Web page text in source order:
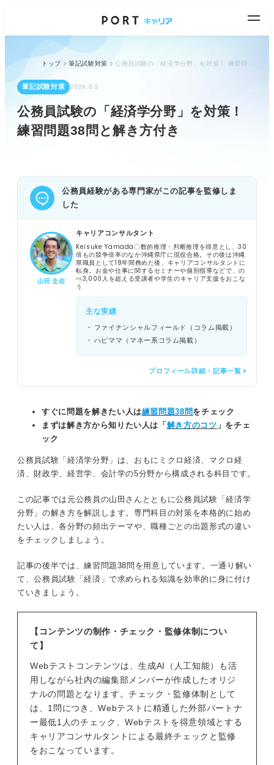
トップ 筆記試験対策
筆記試験対策 2026.8.5
公務員試験の「経済学分野」を対策！
練習問題38問と解き方付き
公務員経験がある専門家がこの記事を監修しま
した
山田 圭佑
キャリアコンサルタント
Keisuke Yamada〇数的推理・判断推理を得意とし、30
倍もの競争倍率のなか沖縄県庁に現役合格。その後は沖縄
県職員として18年間務めた後、キャリアコンサルタントに
転身。お金や仕事に関するセミナーや個別指導などで、の
べ3,000人を超える受講者や学生のキャリア支援をおこな
う
主な実績
ファイナンシャルフィールド（コラム掲載）
ハピママ（マネー系コラム掲載）
プロフィール詳細・記事一覧 >
すぐに問題を解きたい人は練習問題38問をチェック
まずは解き方から知りたい人は「 解き方のコツ 」をチェ
ック
公務員試験「経済学分野」は、おもにミクロ経済、マクロ経
済、財政学、経営学、会計学の5分野から構成される科目です。
この記事では元公務員の山田さんとともに公務員試験「経済学
分野」の解き方を解説します。専門科目の対策を本格的に始め
たい人は、各分野の頻出テーマや、職種ごとの出題形式の違い
をチェックしましょう。
記事の後半では、練習問題38問を用意しています。一通り解い
て、公務員試験「経済」で求められる知識を効率的に身に付け
ていきましょう。
【コンテンツの制作・チェック・監修体制につい
て】
Webテストコンテンツは、生成AI（人工知能）も活
用しながら社内の編集部メンバーが作成したオリジ
ナルの問題となります。チェック・監修体制として
は、1問につき、Webテストに精通した外部パートナ
ー最低1人のチェック、Webテストを得意領域とする
キャリアコンサルタントによる最終チェックと監修
をおこなっています。